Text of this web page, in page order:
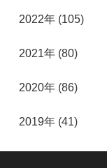
2022年 (105)
2021年 (80)
2020年 (86)
2019年 (41)